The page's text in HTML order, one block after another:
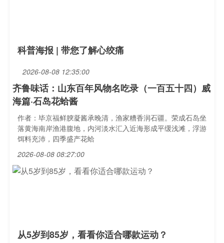
科普海报 | 带您了解心绞痛
2026-08-08 12:35:00
齐鲁味话：山东百年风物名吃录（一百五十四）威
海篇·石岛花蛤酱
作者：毕京福鲜腴凝酱承晚清，渔家糟香润石疆。荣成石岛坐
落黄海南岸渔港腹地，内河淡水汇入近海形成平缓浅滩，浮游
饵料充沛，四季盛产花蛤
2026-08-08 08:27:00
从5岁到85岁，看看你适合哪款运动？